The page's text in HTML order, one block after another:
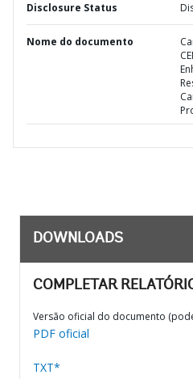
Disclosure Status
Nome do documento
DOWNLOADS
COMPLETAR
Versão oficial do documento
PDF oficial
TXT*